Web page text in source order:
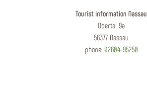
Tourist information Nassau
Obertal 9a
56377 Nassau
phone: 02604-95250